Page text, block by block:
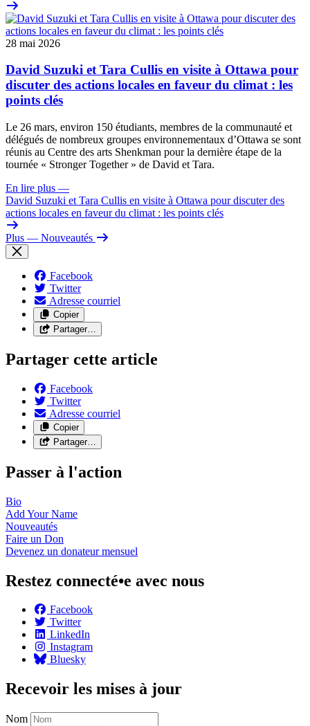
28 mai 2026
David Suzuki et Tara Cullis en visite à Ottawa pour
discuter des actions locales en faveur du climat : les
points clés
Le 26 mars, environ 150 étudiants, membres de la communauté et
délégués de nombreux groupes environnementaux d’Ottawa se sont
réunis au Centre des arts Shenkman pour la dernière étape de la
tournée « Stronger Together » de David et Tara.
En lire plus —
David Suzuki et Tara Cullis en visite à Ottawa pour discuter des
actions locales en faveur du climat : les points clés
Plus — Nouveautés
Facebook
Twitter
Adresse courriel
Copier
Partager…
Partager cette article
Facebook
Twitter
Adresse courriel
Copier
Partager…
Passer à l'action
Bio
Add YourName
Nouveautés
Faire un Don
Devenez un donateurmensuel
Restez connecté•e avec nous
Facebook
Twitter
LinkedIn
Instagram
Bluesky
Recevoir les mises à jour
Nom